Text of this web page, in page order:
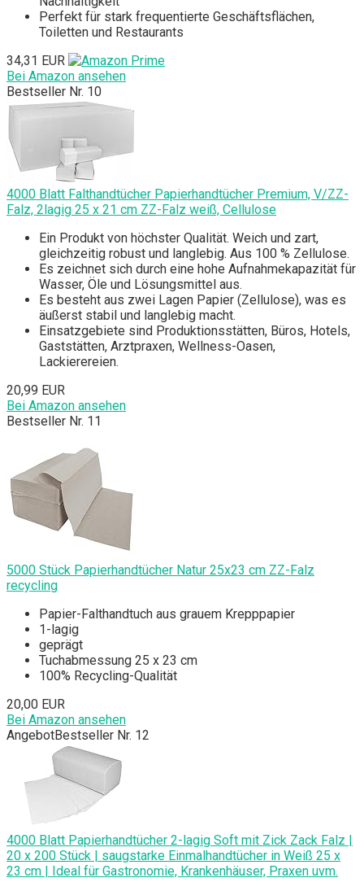
Perfekt für stark frequentierte Geschäftsflächen,
Toiletten und Restaurants
34,31 EUR
Bei Amazon ansehen
Bestseller Nr. 10
4000 Blatt Falthandtücher Papierhandtücher Premium, V/ZZ-
Falz, 2lagig 25 x 21 cm ZZ-Falz weiß, Cellulose
Ein Produkt von höchster Qualität. Weich und zart,
gleichzeitig robust und langlebig. Aus 100 % Zellulose.
Es zeichnet sich durch eine hohe Aufnahmekapazität für
Wasser, Öle und Lösungsmittel aus.
Es besteht aus zwei Lagen Papier (Zellulose), was es
äußerst stabil und langlebig macht.
Einsatzgebiete sind Produktionsstätten, Büros, Hotels,
Gaststätten, Arztpraxen, Wellness-Oasen,
Lackierereien.
20,99 EUR
Bei Amazon ansehen
Bestseller Nr. 11
5000 Stück Papierhandtücher Natur 25x23 cm ZZ-Falz
recycling
Papier-Falthandtuch aus grauem Krepppapier
1-lagig
geprägt
Tuchabmessung 25 x 23 cm
100% Recycling-Qualität
20,00 EUR
Bei Amazon ansehen
AngebotBestseller Nr. 12
4000 Blatt Papierhandtücher 2-lagig Soft mit Zick Zack Falz |
20 x 200 Stück | saugstarke Einmalhandtücher in Weiß 25 x
23 cm | Ideal für Gastronomie, Krankenhäuser, Praxen uvm.